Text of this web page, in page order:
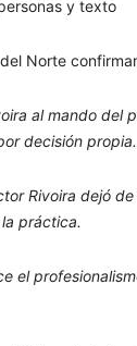
Norte
al mando del
decisión propia.
Rivoira dejó
práctica.
el